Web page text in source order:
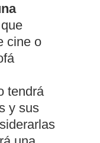
cine o
tendrá
y sus